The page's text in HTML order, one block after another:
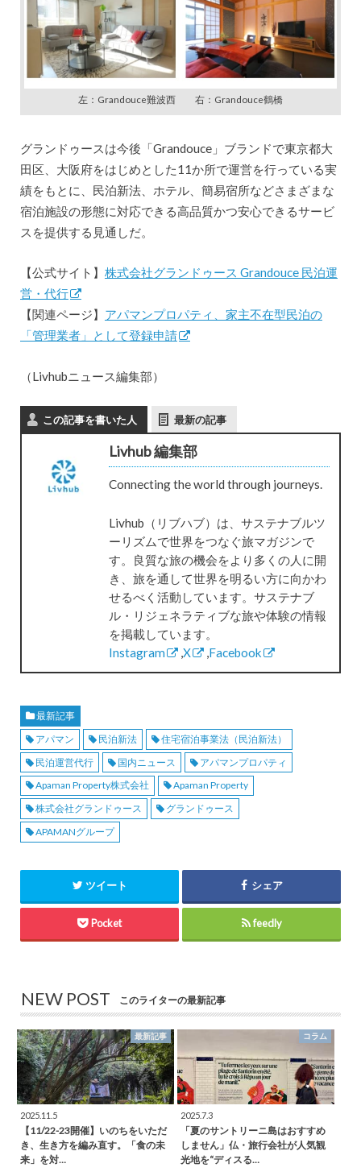
左：Grandouce難波西 右：Grandouce鶴橋
グランドゥースは今後「Grandouce」ブランドで東京都大
田区、大阪府をはじめとした11か所で運営を行っている実
績をもとに、民泊新法、ホテル、簡易宿所などさまざまな
宿泊施設の形態に対応できる高品質かつ安心できるサービ
スを提供する見通しだ。
【公式サイト】 株式会社グランドゥース Grandouce 民泊運
営・代行
【関連ページ】 アパマンプロパティ、家主不在型民泊の
「管理業者」として登録申請
（Livhubニュース編集部）
この記事を書いた人 最新の記事
Livhub 編集部
Connecting the world through journeys.
Livhub（リブハブ）は、サステナブルツ
ーリズムで世界をつなぐ旅マガジンで
す。良質な旅の機会をより多くの人に開
き、旅を通して世界を明るい方に向かわ
せるべく活動しています。サステナブ
ル・リジェネラティブな旅や体験の情報
を掲載しています。
Instagram
,X ,Facebook
最新記事
アパマン
民泊新法
住宅宿泊事業法（民泊新法）
民泊運営代行
国内ニュース
アパマンプロパティ
Apaman Property株式会社
Apaman Property
株式会社グランドゥース
グランドゥース
APAMANグループ
ツイート シェア
Pocket feedly
NEW POST このライターの最新記事
最新記事
2025.11.5
【11/22-23開催】いのちをいただ
き、生き方を編み直す。「食の未
来」を対…
コラム
2025.7.3
「夏のサントリーニ島はおすすめ
しません」仏・旅行会社が人気観
光地を“ディスる…